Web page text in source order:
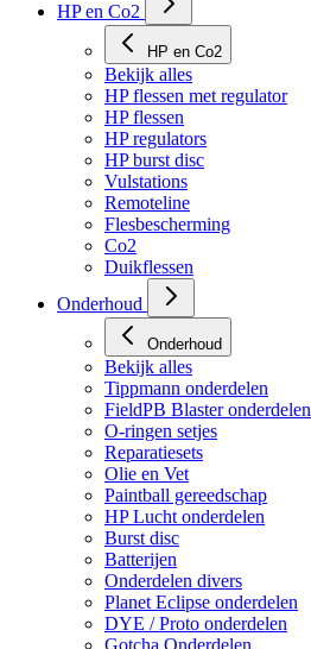
HP en Co2
HP en Co2
Bekijk alles
HP flessen met regulator
HP flessen
HP regulators
HP burst disc
Vulstations
Remoteline
Flesbescherming
Co2
Duikflessen
Onderhoud
Onderhoud
Bekijk alles
Tippmann onderdelen
FieldPB Blaster onderdelen
O-ringen setjes
Reparatiesets
Olie en Vet
Paintball gereedschap
HP Lucht onderdelen
Burst disc
Batterijen
Onderdelen divers
Planet Eclipse onderdelen
DYE / Proto onderdelen
Gotcha Onderdelen